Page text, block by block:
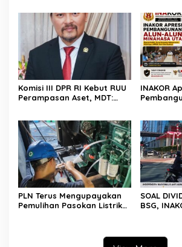
Komisi III DPR RI Kebut RUU
Perampasan Aset, MDT:
INAKOR
PLN Terus Mengupayakan
Pemulihan Pasokan Listrik
SOAL
BSG,